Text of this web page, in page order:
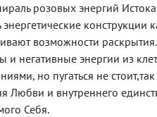
розовых энергий
конструкции
возможности
негативные энергии из
но пугаться не стоит,так
и внутреннего
Себя.